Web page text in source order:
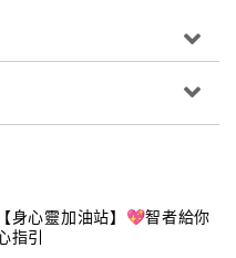
【身心靈加油站】💖智者給你
指引